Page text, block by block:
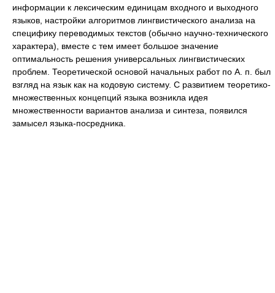
информации к лексическим единицам входного и выходного
языков, настройки алгоритмов лингвистического анализа на
специфику переводимых текстов (обычно научно-технического
характера), вместе с тем имеет большое значение
оптимальность решения универсальных лингвистических
проблем. Теоретической основой начальных работ по А. п. был
взгляд на язык как на кодовую систему. С развитием теоретико-
множественных концепций языка возникла идея
множественности вариантов анализа и синтеза, появился
замысел языка-посредника.